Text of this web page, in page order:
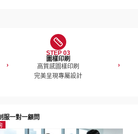
›
STEP 03
圖樣印刷
高質感圖樣印刷
完美呈現專屬設計
›
服一對一顧問